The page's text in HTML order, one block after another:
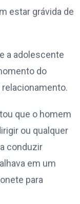
estar grávida de
a adolescente
do
que o homem
ou qualquer
conduzir
em um
para